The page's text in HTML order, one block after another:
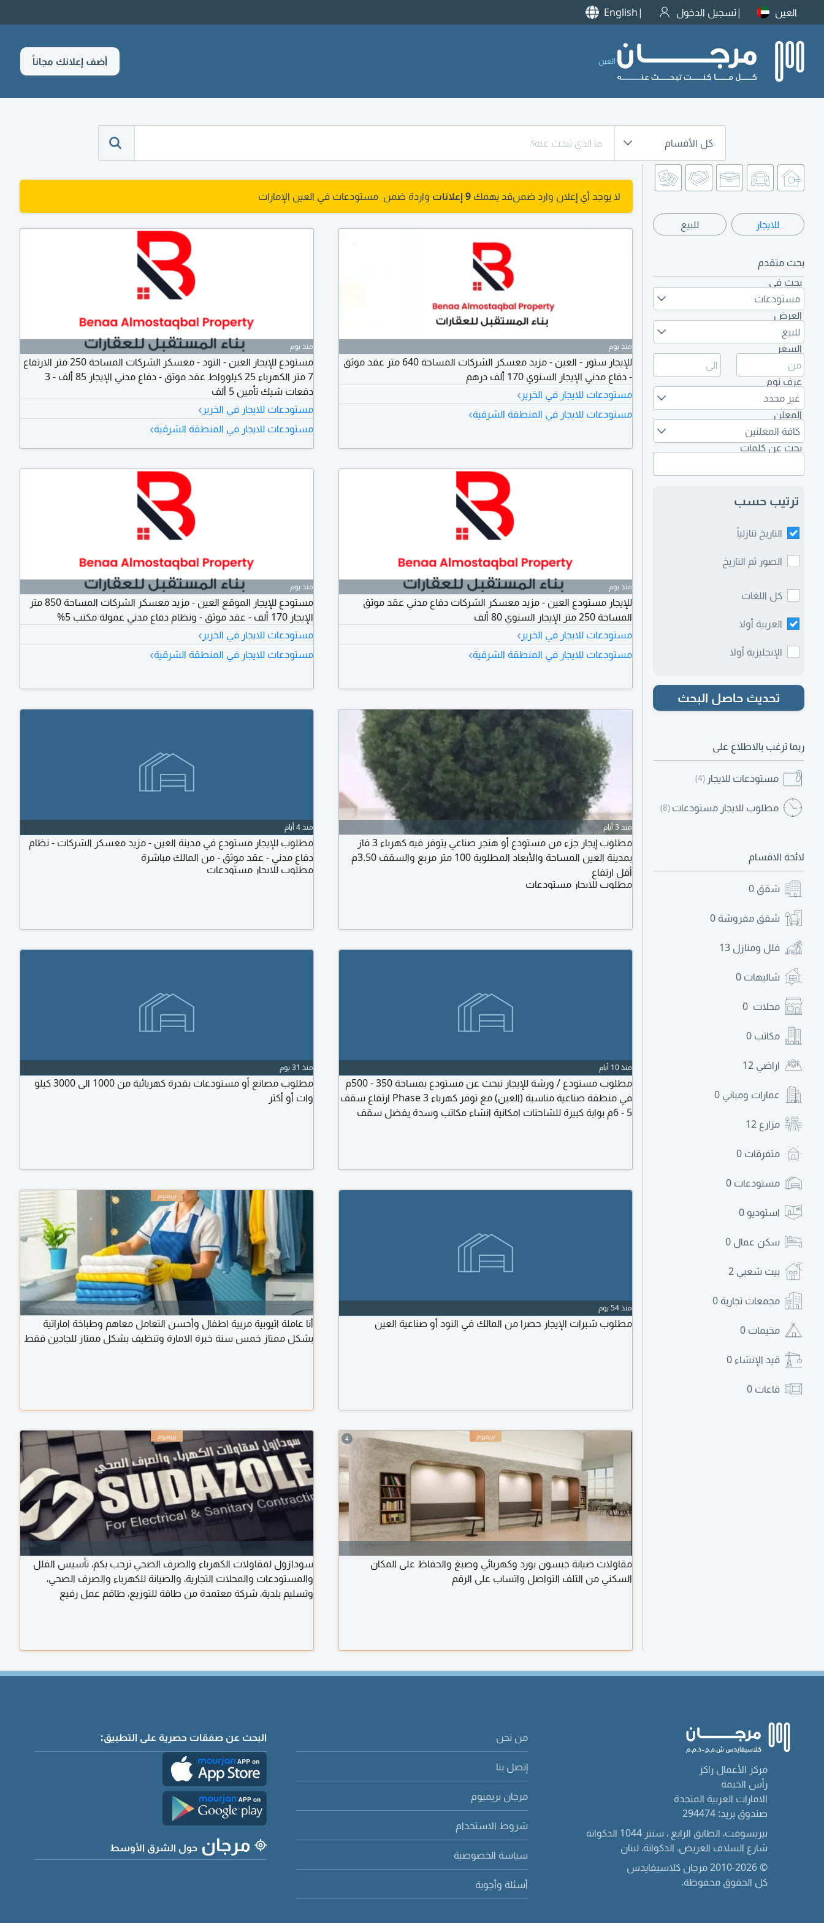
العين تسجيل الدخول English
العين أضف إعلانك مجاناً
كل الأقسام
للايجار للبيع
بحث متقدم
بحث في
مستودعات
العرض
للبيع
السعر
عرف نوم
غير محدد
المعلن
كافة المعلنين
بحث عن كلمات
ترتيب حسب
التاريخ تنازلياً
الصور ثم التاريخ
كل اللغات
العربية أولا
الإنجليزية أولا
تحديث حاصل البحث
ربما ترغب بالاطلاع على
مستودعات للايجار (4)
مطلوب للايجار مستودعات (8)
لائحة الاقسام
شقق 0
شقق مفروشة 0
فلل ومنازل 13
شاليهات 0
محلات 0
مكاتب 0
اراضي 12
عمارات ومباني 0
مزارع 12
متفرقات 0
مستودعات 0
استوديو 0
سكن عمال 0
بيت شعبي 2
مجمعات تجارية 0
مخيمات 0
قيد الإنشاء 0
قاعات 0
لا يوجد أي إعلان وارد ضمنقد يهمك 9 إعلانات واردة ضمن مستودعات في العين الإمارات
منذ يوم
للإيجار ستور - العين - مزيد معسكر الشركات المساحة 640 متر عقد موثق
- دفاع مدني الإيجار السنوي 170 ألف درهم
مستودعات للايجار في الخرير ›
مستودعات للايجار في المنطقة الشرقية›
منذ يوم
مستودع للإيجار العين - النود - معسكر الشركات المساحة 250 متر الارتفاع
7 متر الكهرباء 25 كيلوواط عقد موثق - دفاع مدني الإيجار 85 ألف - 3
دفعات شيك تأمين 5 ألف
مستودعات للايجار في الخرير ›
مستودعات للايجار في المنطقة الشرقية›
منذ يوم
للإيجار مستودع العين - مزيد معسكر الشركات دفاع مدني عقد موثق
المساحة 250 متر الإيجار السنوي 80 ألف
مستودعات للايجار في الخرير ›
مستودعات للايجار في المنطقة الشرقية›
منذ يوم
مستودع للإيجار الموقع العين - مزيد معسكر الشركات المساحة 850 متر
الإيجار 170 ألف - عقد موثق - ونظام دفاع مدني عمولة مكتب 5%
مستودعات للايجار في الخرير ›
مستودعات للايجار في المنطقة الشرقية›
منذ 3 أيام
مطلوب إيجار جزء من مستودع أو هنجر صناعي يتوفر فيه كهرباء 3 فاز
بمدينة العين المساحة والأبعاد المطلوبة 100 متر مربع والسقف 3.50م
أقل ارتفاع
مطلوب للايجار مستودعات
منذ 4 أيام
مطلوب للإيجار مستودع في مدينة العين - مزيد معسكر الشركات - نظام
دفاع مدني - عقد موثق - من المالك مباشرة
مطلوب للايجار مستودعات
منذ 10 أيام
مطلوب مستودع / ورشة للإيجار نبحث عن مستودع بمساحة 350 - 500م
في منطقة صناعية مناسبة (العين) مع توفر كهرباء 3 Phase ارتفاع سقف
5 - 6م بوابة كبيرة للشاحنات امكانية انشاء مكاتب وسدة يفضل سقف
منذ 31 يوم
مطلوب مصانع أو مستودعات بقدرة كهربائية من 1000 الى 3000 كيلو
وات أو أكثر
منذ 54 يوم
مطلوب شبرات الإيجار حصرا من المالك في النود أو صناعية العين
أنا عاملة اثيوبية مربية اطفال وأحسن التعامل معاهم وطباخة اماراتية
بشكل ممتاز خمس سنة خبرة الامارة وتنظيف بشكل ممتاز للجادين فقط
4
مقاولات صيانة جبسون بورد وكهربائي وصبغ والحفاظ على المكان
السكني من التلف التواصل واتساب على الرقم
سودازول لمقاولات الكهرباء والصرف الصحي ترحب بكم، تأسيس الفلل
والمستودعات والمحلات التجارية، والصيانة للكهرباء والصرف الصحي،
وتسليم بلدية، شركة معتمدة من طاقة للتوزيع، طاقم عمل رفيع
مركز الأعمال راكز
رأس الخيمة
الامارات العربية المتحدة
صندوق بريد: 294474
بيريسوفت، الطابق الرابع ، سنتر 1044 الدكوانة
شارع السلاف العريض، الدكوانة، لبنان
© 2010-2026 مرجان كلاسيفايدس
كل الحقوق محفوظة.
من نحن
إتصل بنا
مرجان بريميوم
شروط الاستخدام
سياسة الخصوصية
أسئلة وأجوبة
البحث عن صفقات حصرية على التطبيق:
مرجان حول الشرق الأوسط